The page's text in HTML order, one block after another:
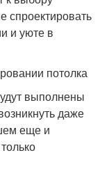
спроектировать
и уюте в
потолка
выполнены
даже
еще и